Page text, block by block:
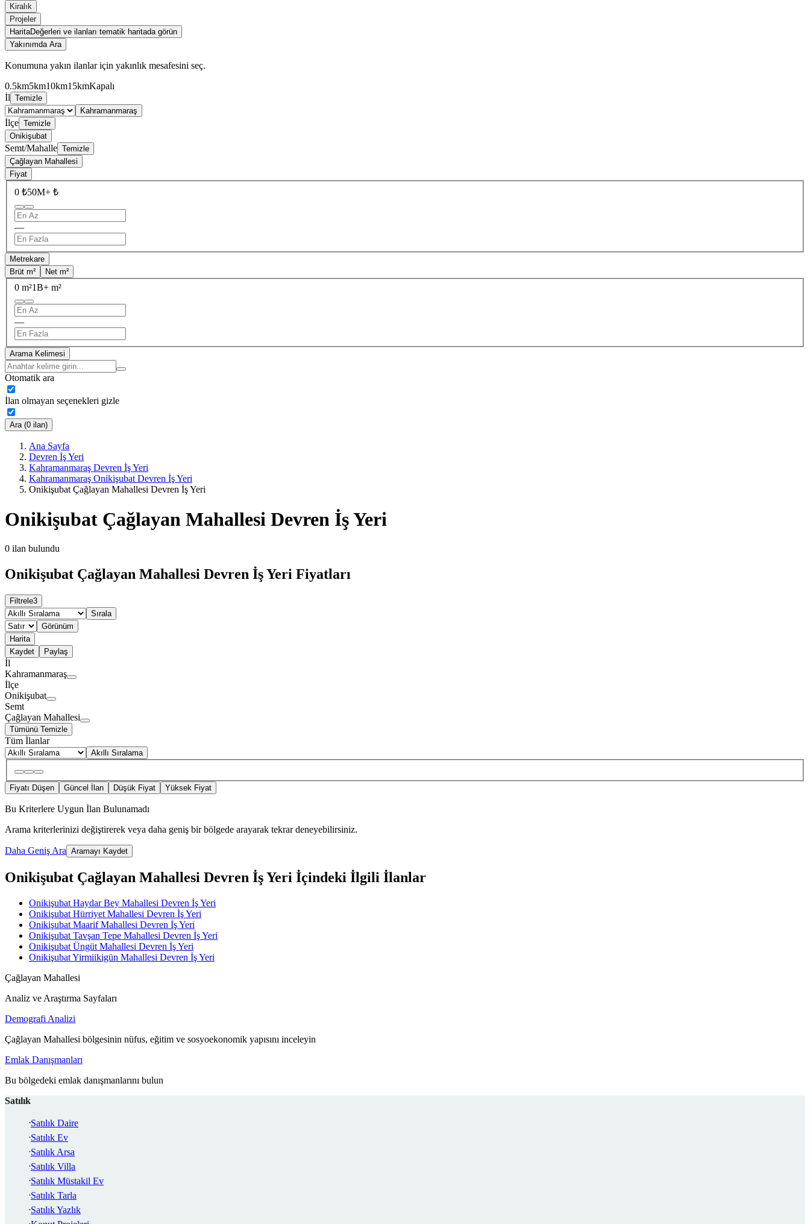
Kiralık
Projeler
HaritaDeğerleri ve ilanları tematik haritada görün
Yakınımda Ara
Konumuna yakın ilanlar için yakınlık mesafesini seç.
0.5km5km10km15kmKapalı
İl Temizle
Kahramanmaraş
İlçe Temizle
Onikişubat
Semt/Mahalle Temizle
Çağlayan Mahallesi
Fiyat
0 ₺50M+ ₺
—
Metrekare
Brüt m²
Net m²
0 m²1B+ m²
—
Arama Kelimesi
Otomatik ara
İlan olmayan seçenekleri gizle
Ara (0 ilan)
Ana Sayfa
Devren İş Yeri
Kahramanmaraş Devren İş Yeri
Kahramanmaraş Onikişubat Devren İş Yeri
Onikişubat Çağlayan Mahallesi Devren İş Yeri
Onikişubat Çağlayan Mahallesi Devren İş Yeri
0 ilan bulundu
Onikişubat Çağlayan Mahallesi Devren İş Yeri Fiyatları
Filtrele3
Sırala
Görünüm
Harita
Kaydet
Paylaş
İl
Kahramanmaraş
İlçe
Onikişubat
Semt
Çağlayan Mahallesi
Tümünü Temizle
Tüm İlanlar
Akıllı Sıralama
Fiyatı Düşen Güncel İlan Düşük Fiyat Yüksek Fiyat
Bu Kriterlere Uygun İlan Bulunamadı
Arama kriterlerinizi değiştirerek veya daha geniş bir bölgede arayarak tekrar deneyebilirsiniz.
Daha Geniş Ara Aramayı Kaydet
Onikişubat Çağlayan Mahallesi Devren İş Yeri İçindeki İlgili İlanlar
Onikişubat Haydar Bey Mahallesi Devren İş Yeri
Onikişubat Hürriyet Mahallesi Devren İş Yeri
Onikişubat Maarif Mahallesi Devren İş Yeri
Onikişubat Tavşan Tepe Mahallesi Devren İş Yeri
Onikişubat Üngüt Mahallesi Devren İş Yeri
Onikişubat Yirmiikigün Mahallesi Devren İş Yeri
Çağlayan Mahallesi
Analiz ve Araştırma Sayfaları
Demografi Analizi
Çağlayan Mahallesi bölgesinin nüfus, eğitim ve sosyoekonomik yapısını inceleyin
Emlak Danışmanları
Bu bölgedeki emlak danışmanlarını bulun
Satılık
Satılık Daire
Satılık Ev
Satılık Arsa
Satılık Villa
Satılık Müstakil Ev
Satılık Tarla
Satılık Yazlık